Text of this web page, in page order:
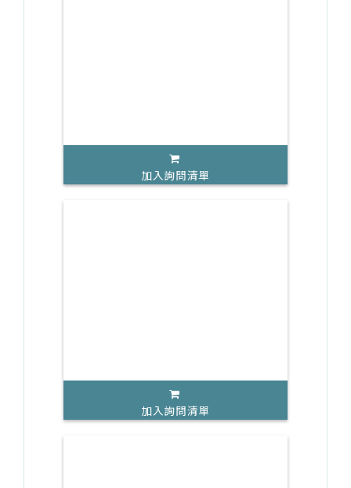
加入詢問清單
加入詢問清單